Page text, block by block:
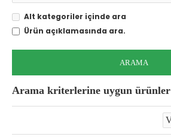
Alt kategoriler içinde ara
Ürün açıklamasında ara.
ARAMA
Arama kriterlerine uygun ürünler